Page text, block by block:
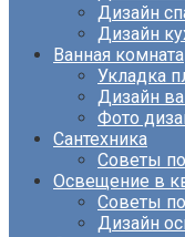
Дизайн
Дизайн
Ванная комната
Укладка
Дизайн
Фото
Сантехника
Советы
Освещение в
Советы
Дизайн